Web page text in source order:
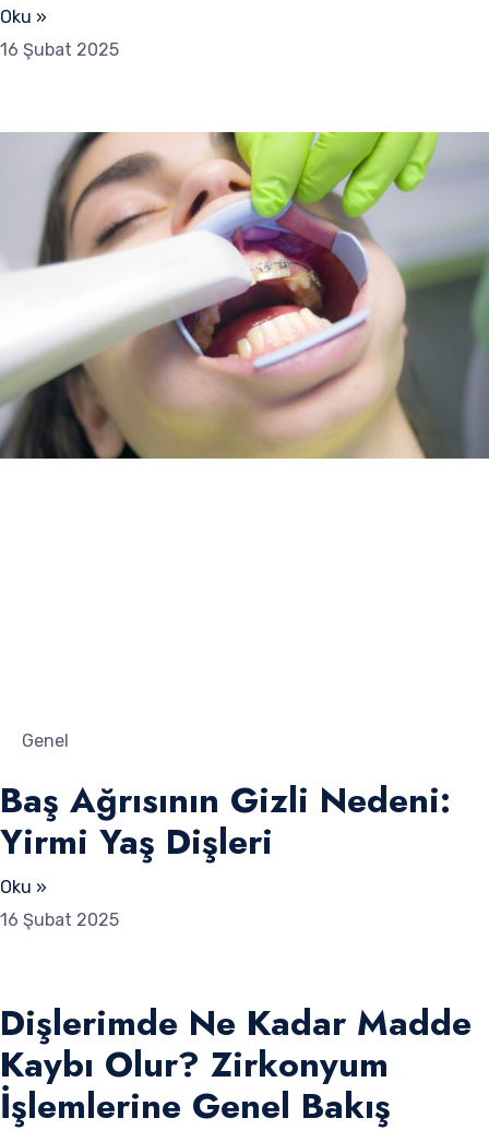
Oku »
16 Şubat 2025
Genel
Baş Ağrısının Gizli Nedeni:
Yirmi Yaş Dişleri
Oku »
16 Şubat 2025
Dişlerimde Ne Kadar Madde
Kaybı Olur? Zirkonyum
İşlemlerine Genel Bakış